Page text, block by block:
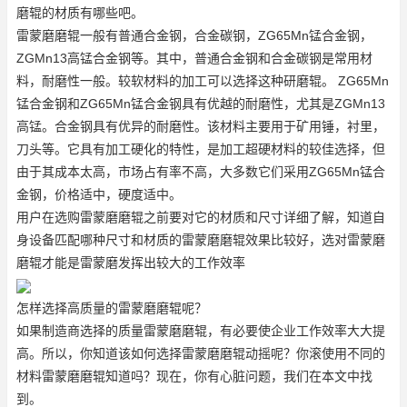
磨辊的材质有哪些吧。
雷蒙磨磨辊一般有普通合金钢，合金碳钢，ZG65Mn锰合金钢，
ZGMn13高锰合金钢等。其中，普通合金钢和合金碳钢是常用材
料，耐磨性一般。较软材料的加工可以选择这种研磨辊。 ZG65Mn
锰合金钢和ZG65Mn锰合金钢具有优越的耐磨性，尤其是ZGMn13
高锰。合金钢具有优异的耐磨性。该材料主要用于矿用锤，衬里，
刀头等。它具有加工硬化的特性，是加工超硬材料的较佳选择，但
由于其成本太高，市场占有率不高，大多数它们采用ZG65Mn锰合
金钢，价格适中，硬度适中。
用户在选购雷蒙磨磨辊之前要对它的材质和尺寸详细了解，知道自
身设备匹配哪种尺寸和材质的雷蒙磨磨辊效果比较好，选对雷蒙磨
磨辊才能是雷蒙磨发挥出较大的工作效率
怎样选择高质量的雷蒙磨磨辊呢？
如果制造商选择的质量雷蒙磨磨辊，有必要使企业工作效率大大提
高。所以，你知道该如何选择雷蒙磨磨辊动摇呢？你滚使用不同的
材料雷蒙磨磨辊知道吗？现在，你有心脏问题，我们在本文中找
到。